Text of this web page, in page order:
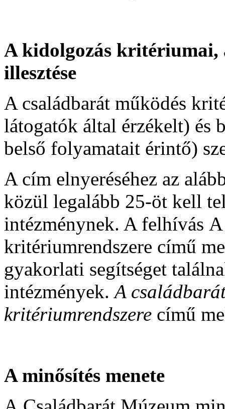
A kidolgozás kritériumai,
illesztése
A családbarát működés
látogatók által érzékelt) és
belső folyamatait érintő)
A cím elnyeréséhez az
közül legalább 25-öt kell
intézménynek. A felhívás
kritériumrendszere című
gyakorlati segítséget
intézmények.A
kritériumrendszere című
A minősítés menete